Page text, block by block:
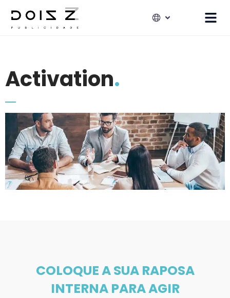
Activation.
COLOQUE A SUA RAPOSA
INTERNA PARA AGIR